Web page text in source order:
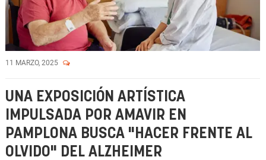
11 MARZO, 2025
UNA EXPOSICIÓN ARTÍSTICA
IMPULSADA POR AMAVIR EN
PAMPLONA BUSCA "HACER FRENTE AL
OLVIDO" DEL ALZHEIMER